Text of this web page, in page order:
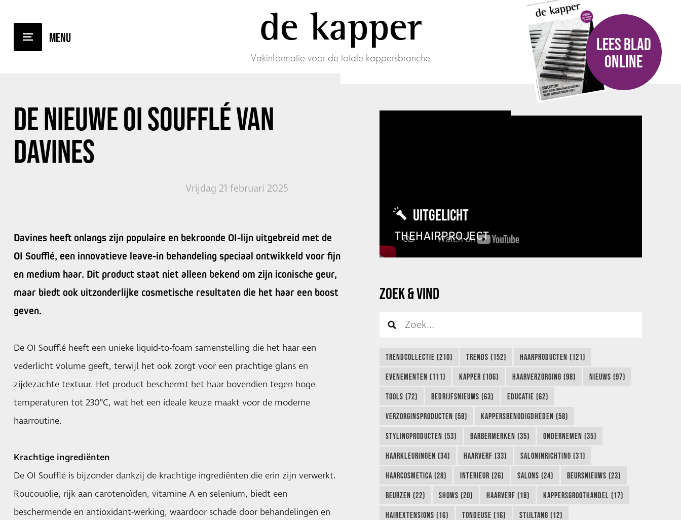
de kapper
Vakinformatie voor de totale kappersbranche
LEES BLAD
ONLINE
DE NIEUWE OI SOUFFLÉ VAN
DAVINES
Vrijdag 21 februari 2025
Davines heeft onlangs zijn populaire en bekroonde OI-lijn uitgebreid met de
OI Soufflé, een innovatieve leave-in behandeling speciaal ontwikkeld voor fijn
en medium haar. Dit product staat niet alleen bekend om zijn iconische geur,
maar biedt ook uitzonderlijke cosmetische resultaten die het haar een boost
geven.
De OI Soufflé heeft een unieke liquid-to-foam samenstelling die het haar een
vederlicht volume geeft, terwijl het ook zorgt voor een prachtige glans en
zijdezachte textuur. Het product beschermt het haar bovendien tegen hoge
temperaturen tot 230°C, wat het een ideale keuze maakt voor de moderne
haarroutine.
Krachtige ingrediënten
De OI Soufflé is bijzonder dankzij de krachtige ingrediënten die erin zijn verwerkt.
Roucouolie, rijk aan carotenoïden, vitamine A en selenium, biedt een
beschermende en antioxidant-werking, waardoor schade door behandelingen en
UITGELICHT
THEHAIRPROJECT
ZOEK & VIND
TRENDCOLLECTIE (210) TRENDS (152) HAARPRODUCTEN (121)
EVENEMENTEN (111) KAPPER (106) HAARVERZORGING (98) NIEUWS (97)
TOOLS (72) BEDRIJFSNIEUWS (63) EDUCATIE (62)
VERZORGINSPRODUCTEN (58) KAPPERSBENODIGDHEDEN (58)
STYLINGPRODUCTEN (53) BARBERMERKEN (35) ONDERNEMEN (35)
HAARKLEURINGEN (34) HAARVERF (33) SALONINRICHTING (31)
HAARCOSMETICA (28) INTERIEUR (26) SALONS (24) BEURSNIEUWS (23)
BEURZEN (22) SHOWS (20) HAARVERF (18) KAPPERSGROOTHANDEL (17)
HAIREXTENSIONS (16) TONDEUSE (16) STIJLTANG (12)